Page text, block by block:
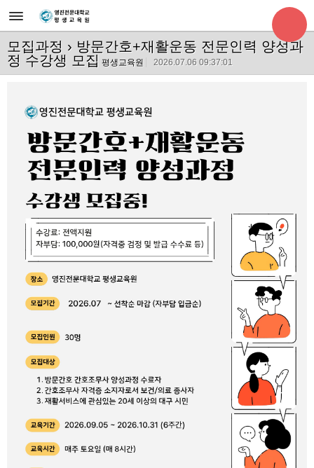
모집과정 › 방문간호+재활운동 전문인력 양성과
정 수강생 모집 평생교육원 2026.07.06 09:37:01